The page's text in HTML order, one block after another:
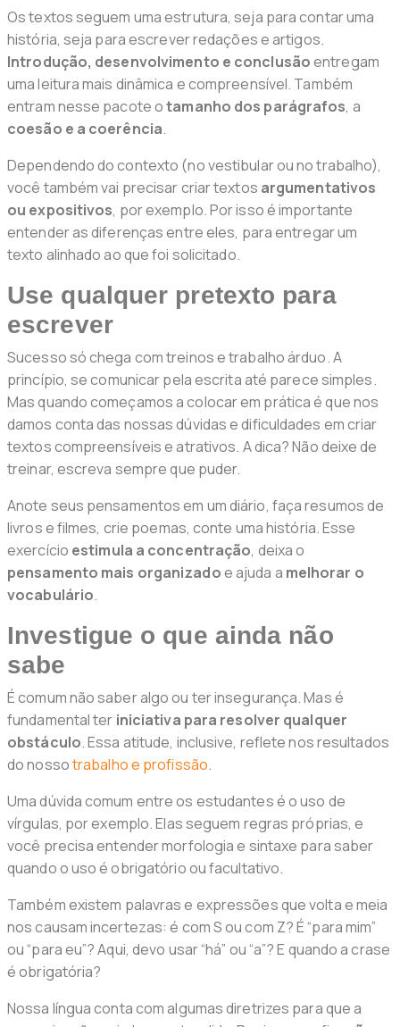
Os textos seguem uma estrutura, seja para contar uma
história, seja para escrever redações e artigos.
Introdução, desenvolvimento e conclusãoentregam
uma leitura mais dinâmica e compreensível. Também
entram nesse pacote otamanho dos parágrafos, a
coesão e a coerência.
Dependendo do contexto (no vestibular ou no trabalho),
você também vai precisar criar textos argumentativos
ou expositivos, por exemplo. Por isso é importante
entender as diferenças entre eles, para entregar um
texto alinhado ao que foi solicitado.
Use qualquer pretexto para
escrever
Sucesso só chega com treinos e trabalho árduo. A
princípio, se comunicar pela escrita até parece simples.
Mas quando começamos a colocar em prática é que nos
damos conta das nossas dúvidas e dificuldades em criar
textos compreensíveis e atrativos. A dica? Não deixe de
treinar, escreva sempre que puder.
Anote seus pensamentos em um diário, faça resumos de
livros e filmes, crie poemas, conte uma história. Esse
exercício estimula a concentração, deixa o
pensamento mais organizadoe ajuda a melhorar o
vocabulário.
Investigue o que ainda não
sabe
É comum não saber algo ou ter insegurança. Mas é
fundamental ter iniciativa para resolver qualquer
obstáculo. Essa atitude, inclusive, reflete nos resultados
do nossotrabalho e profissão.
Uma dúvida comum entre os estudantes é o uso de
vírgulas, por exemplo. Elas seguem regras próprias, e
você precisa entender morfologia e sintaxe para saber
quando o uso é obrigatório ou facultativo.
Também existem palavras e expressões que volta e meia
nos causam incertezas: é com S ou com Z? É “para mim”
ou “para eu”? Aqui, devo usar “há” ou “a”? E quando a crase
é obrigatória?
Nossa língua conta com algumas diretrizes para que a